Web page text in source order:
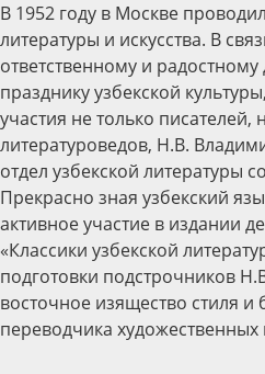
В 1952 году в Москве
литературы и искусства. В
ответственному и радостному
празднику узбекской
участия не только
литературоведов, Н.В.
отдел узбекской литературы
Прекрасно зная узбекский
активное участие в издании
«Классики узбекской
подготовки подстрочников
восточное изящество стиля
переводчика